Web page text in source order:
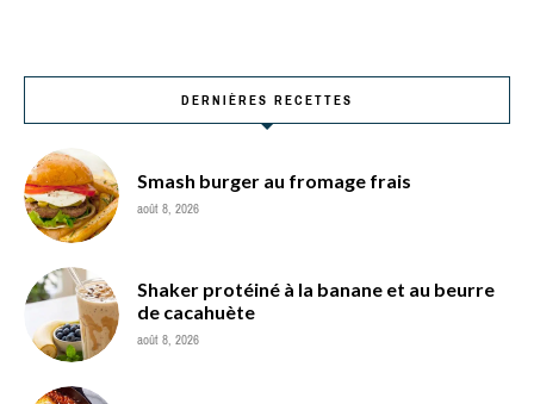
DERNIÈRES RECETTES
Smash burger au fromage frais
août 8, 2026
Shaker protéiné à la banane et au beurre
de cacahuète
août 8, 2026